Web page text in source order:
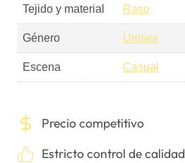
Tejido y material Raso
Género Unisex
Escena Casual
Precio competitivo
Estricto control de calidad